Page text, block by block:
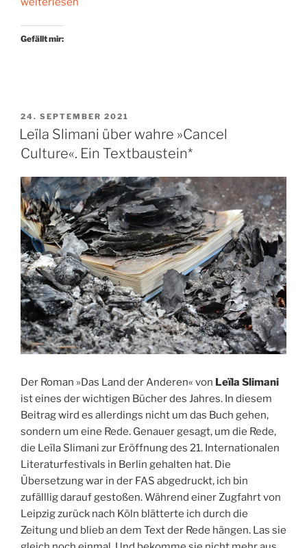
wie
Gefällt mir:
VERÖFFENTLICHT
AM
24. SEPTEMBER 2021
Leïla Slimani über wahre »Cancel
Culture«. Ein Textbaustein*
Der Roman »Das Land der Anderen« von Leïla Slimani
ist eines der wichtigen Bücher des Jahres. In diesem
Beitrag wird es allerdings nicht um das Buch gehen,
sondern um eine Rede. Genauer gesagt, um die Rede,
die Leïla Slimani zur Eröffnung des 21. Internationalen
Literaturfestivals in Berlin gehalten hat. Die
Übersetzung war in der FAS abgedruckt, ich bin
zufälllig darauf gestoßen. Während einer Zugfahrt von
Leipzig zurück nach Köln blätterte ich durch die
Zeitung und blieb an dem Text der Rede hängen. Las sie